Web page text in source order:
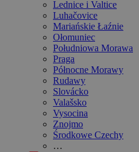
Lednice i Valtice
Luhačovice
Mariańskie Łaźnie
Ołomuniec
Południowa Morawa
Praga
Północne Morawy
Rudawy
Slovácko
Valašsko
Vysocina
Znojmo
Środkowe Czechy
…